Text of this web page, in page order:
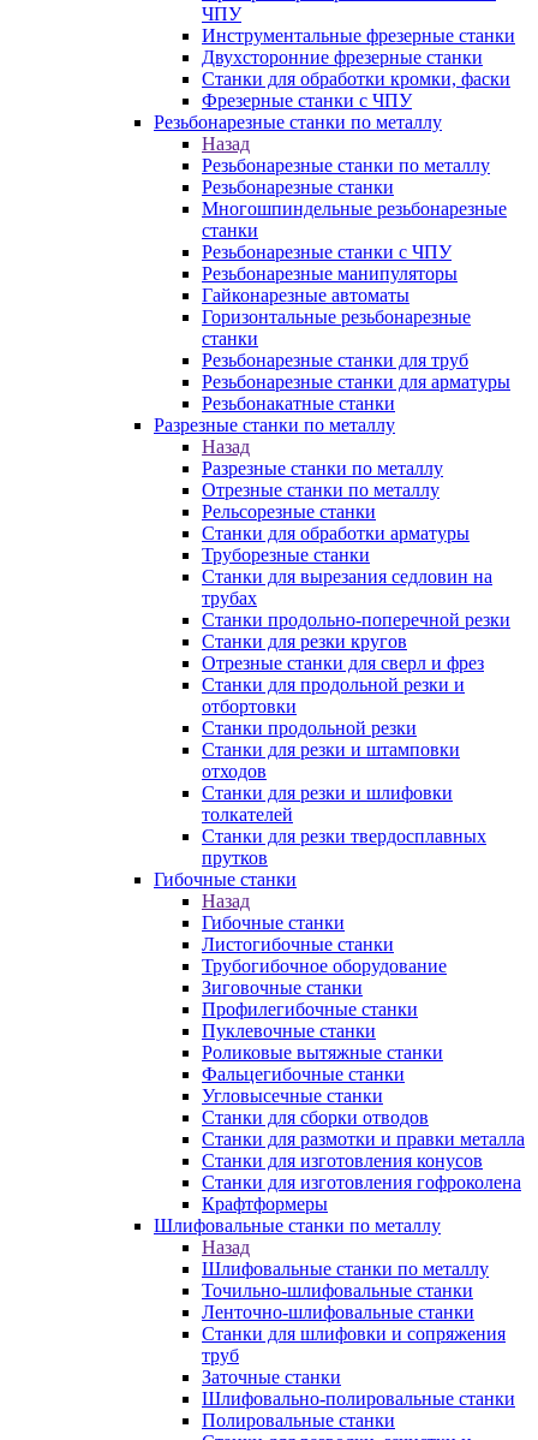
ЧПУ
Инструментальные фрезерные станки
Двухсторонние фрезерные станки
Станки для обработки кромки, фаски
Фрезерные станки с ЧПУ
Резьбонарезные станки по металлу
Назад
Резьбонарезные станки по металлу
Резьбонарезные станки
Многошпиндельные резьбонарезные
станки
Резьбонарезные станки с ЧПУ
Резьбонарезные манипуляторы
Гайконарезные автоматы
Горизонтальные резьбонарезные
станки
Резьбонарезные станки для труб
Резьбонарезные станки для арматуры
Резьбонакатные станки
Разрезные станки по металлу
Назад
Разрезные станки по металлу
Отрезные станки по металлу
Рельсорезные станки
Станки для обработки арматуры
Труборезные станки
Станки для вырезания седловин на
трубаx
Станки продольно-поперечной резки
Станки для резки кругов
Отрезные станки для сверл и фрез
Станки для продольной резки и
отбортовки
Станки продольной резки
Станки для резки и штамповки
отходов
Станки для резки и шлифовки
толкателей
Станки для резки твердосплавных
прутков
Гибочные станки
Назад
Гибочные станки
Листогибочные станки
Трубогибочное оборудование
Зиговочные станки
Профилегибочные станки
Пуклевочные станки
Роликовые вытяжные станки
Фальцегибочные станки
Угловысечные станки
Станки для сборки отводов
Станки для размотки и правки металла
Станки для изготовления конусов
Станки для изготовления гофроколена
Крафтформеры
Шлифовальные станки по металлу
Назад
Шлифовальные станки по металлу
Точильно-шлифовальные станки
Ленточно-шлифовальные станки
Станки для шлифовки и сопряжения
труб
Заточные станки
Шлифовально-полировальные станки
Полировальные станки